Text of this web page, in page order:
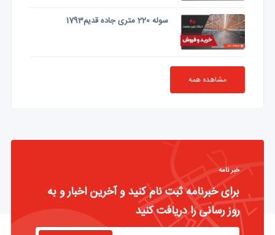
سوله 220 متری جاده قدیم1793
مشاهده همه
خبر نامه
برای خبرنامه ثبت نام کنید و آخرین اخبار و به
روز رسانی را دریافت کنید